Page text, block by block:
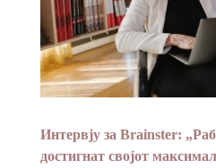
Интервју за Brainster:
достигнат својот